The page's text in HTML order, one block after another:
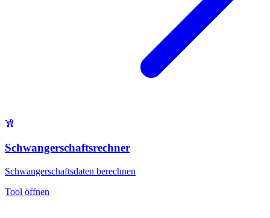
Schwangerschaftsrechner
Schwangerschaftsdaten berechnen
Tool öffnen